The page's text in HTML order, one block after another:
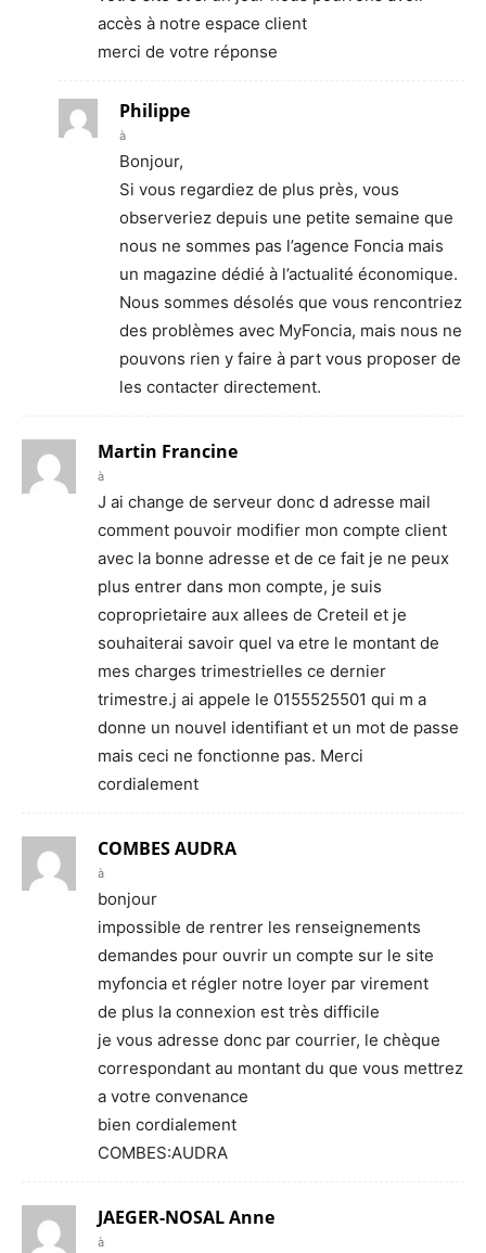
accès à notre espace client
merci de votre réponse
Philippe
à
Bonjour,
Si vous regardiez de plus près, vous
observeriez depuis une petite semaine que
nous ne sommes pas l’agence Foncia mais
un magazine dédié à l’actualité économique.
Nous sommes désolés que vous rencontriez
des problèmes avec MyFoncia, mais nous ne
pouvons rien y faire à part vous proposer de
les contacter directement.
Martin Francine
à
J ai change de serveur donc d adresse mail
comment pouvoir modifier mon compte client
avec la bonne adresse et de ce fait je ne peux
plus entrer dans mon compte, je suis
coproprietaire aux allees de Creteil et je
souhaiterai savoir quel va etre le montant de
mes charges trimestrielles ce dernier
trimestre.j ai appele le 0155525501 qui m a
donne un nouvel identifiant et un mot de passe
mais ceci ne fonctionne pas. Merci
cordialement
COMBES AUDRA
à
bonjour
impossible de rentrer les renseignements
demandes pour ouvrir un compte sur le site
myfoncia et régler notre loyer par virement
de plus la connexion est très difficile
je vous adresse donc par courrier, le chèque
correspondant au montant du que vous mettrez
a votre convenance
bien cordialement
COMBES:AUDRA
JAEGER-NOSAL Anne
à